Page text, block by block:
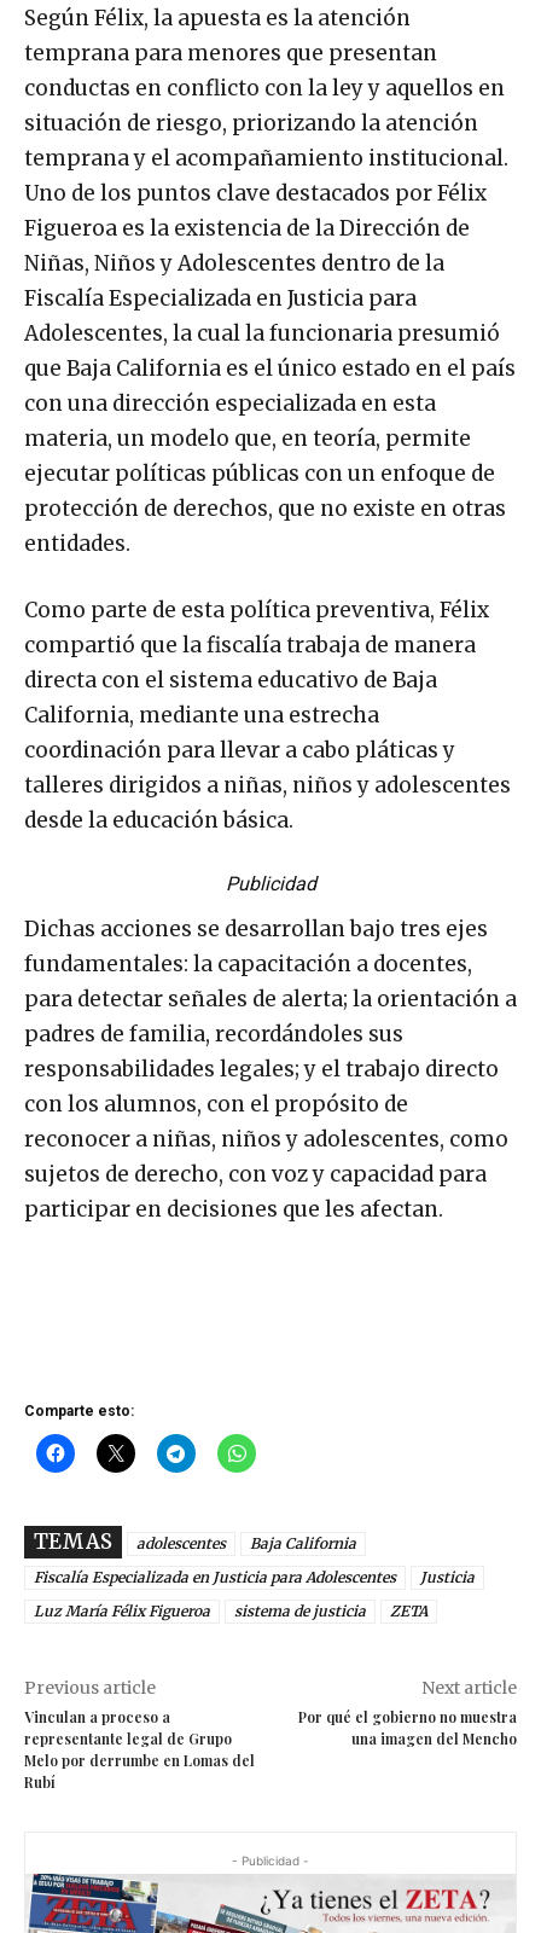
Según Félix, la apuesta es la atención
temprana para menores que presentan
conductas en conflicto con la ley y aquellos en
situación de riesgo, priorizando la atención
temprana y el acompañamiento institucional.
Uno de los puntos clave destacados por Félix
Figueroa es la existencia de la Dirección de
Niñas, Niños y Adolescentes dentro de la
Fiscalía Especializada en Justicia para
Adolescentes, la cual la funcionaria presumió
que Baja California es el único estado en el país
con una dirección especializada en esta
materia, un modelo que, en teoría, permite
ejecutar políticas públicas con un enfoque de
protección de derechos, que no existe en otras
entidades.
Como parte de esta política preventiva, Félix
compartió que la fiscalía trabaja de manera
directa con el sistema educativo de Baja
California, mediante una estrecha
coordinación para llevar a cabo pláticas y
talleres dirigidos a niñas, niños y adolescentes
desde la educación básica.
Publicidad
Dichas acciones se desarrollan bajo tres ejes
fundamentales: la capacitación a docentes,
para detectar señales de alerta; la orientación a
padres de familia, recordándoles sus
responsabilidades legales; y el trabajo directo
con los alumnos, con el propósito de
reconocer a niñas, niños y adolescentes, como
sujetos de derecho, con voz y capacidad para
participar en decisiones que les afectan.
Comparte esto:
TEMAS adolescentes
Baja California
Fiscalía Especializada en Justicia para Adolescentes
Justicia
Luz María Félix Figueroa
sistema de justicia ZETA
Previous article
Vinculan a proceso a
representante legal de Grupo
Melo por derrumbe en Lomas del
Rubí
Next article
Por qué el gobierno no muestra
una imagen del Mencho
- Publicidad -